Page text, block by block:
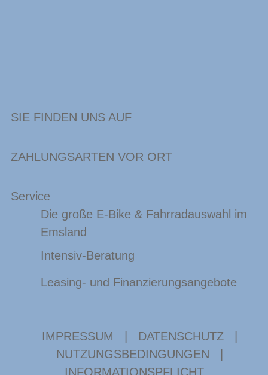
SIE FINDEN UNS AUF
ZAHLUNGSARTEN VOR ORT
Service
Die große E-Bike & Fahrradauswahl im
Emsland
Intensiv-Beratung
Leasing- und Finanzierungsangebote
IMPRESSUM DATENSCHUTZ
NUTZUNGSBEDINGUNGEN
INFORMATIONSPFLICHT